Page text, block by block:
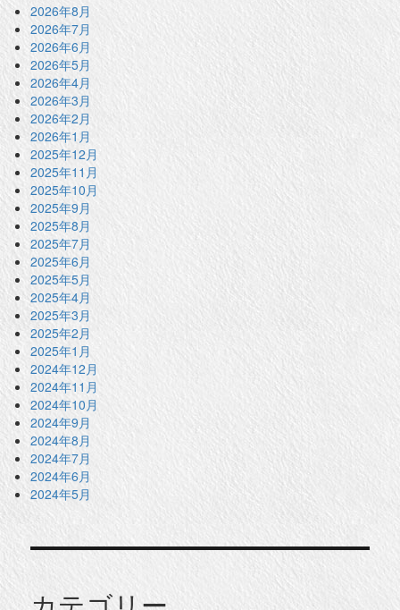
2026年8月
2026年7月
2026年6月
2026年5月
2026年4月
2026年3月
2026年2月
2026年1月
2025年12月
2025年11月
2025年10月
2025年9月
2025年8月
2025年7月
2025年6月
2025年5月
2025年4月
2025年3月
2025年2月
2025年1月
2024年12月
2024年11月
2024年10月
2024年9月
2024年8月
2024年7月
2024年6月
2024年5月